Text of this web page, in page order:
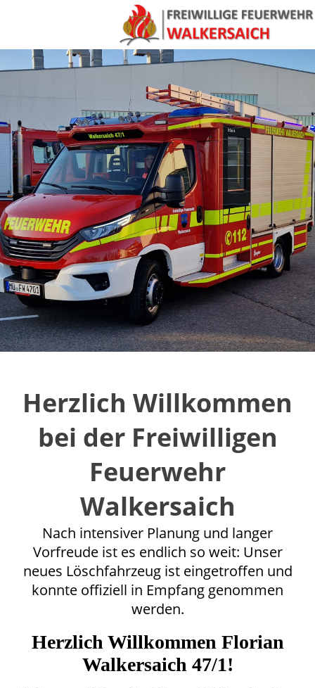
Herzlich Willkommen
bei der Freiwilligen
Feuerwehr
Walkersaich
Nach intensiver Planung und langer
Vorfreude ist es endlich so weit: Unser
neues Löschfahrzeug ist eingetroffen und
konnte offiziell in Empfang genommen
werden.
Herzlich Willkommen Florian
Walkersaich 47/1!